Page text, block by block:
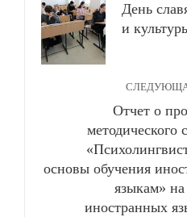
День
и
Отчет о
методического
основы обучения
языкам»
иностранных